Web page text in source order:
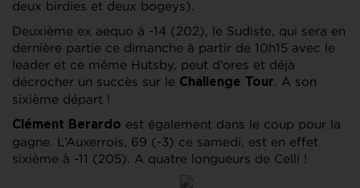
deux birdies et deux bogeys).
Deuxième ex aequo à -14 (202), le Sudiste, qui sera en
dernière partie ce dimanche à partir de 10h15 avec le
leader et ce même Hutsby, peut d’ores et déjà
décrocher un succès sur le Challenge Tour. A son
sixième départ !
Clément Berardo est également dans le coup pour la
gagne. L’Auxerrois, 69 (-3) ce samedi, est en effet
sixième à -11 (205). A quatre longueurs de Celli !